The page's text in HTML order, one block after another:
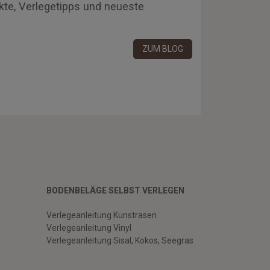
Verlegetipps und neueste
ZUM BLOG
BODENBELÄGE SELBST VERLEGEN
Verlegeanleitung Kunstrasen
Verlegeanleitung Vinyl
Verlegeanleitung Sisal, Kokos, Seegras